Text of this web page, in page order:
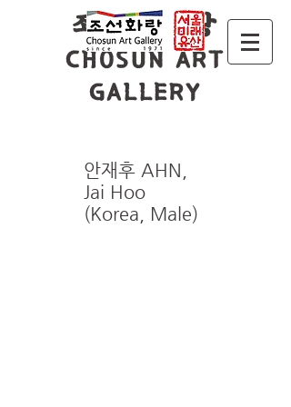
조 선 화 랑
CHOSUN ART
GALLERY
안재후 AHN,
Jai Hoo
(Korea, Male)